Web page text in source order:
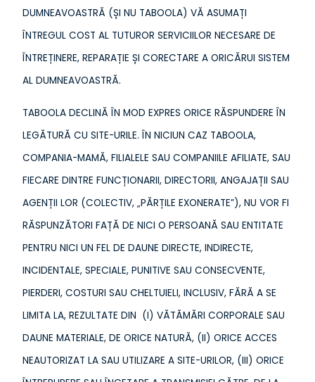
DUMNEAVOASTRĂ (ȘI NU TABOOLA) VĂ ASUMAȚI
ÎNTREGUL COST AL TUTUROR SERVICIILOR NECESARE DE
ÎNTREȚINERE, REPARAȚIE ȘI CORECTARE A ORICĂRUI SISTEM
AL DUMNEAVOASTRĂ.
TABOOLA DECLINĂ ÎN MOD EXPRES ORICE RĂSPUNDERE ÎN
LEGĂTURĂ CU SITE-URILE. ÎN NICIUN CAZ TABOOLA,
COMPANIA-MAMĂ, FILIALELE SAU COMPANIILE AFILIATE, SAU
FIECARE DINTRE FUNCȚIONARII, DIRECTORII, ANGAJAȚII SAU
AGENȚII LOR (COLECTIV, „PĂRȚILE EXONERATE”), NU VOR FI
RĂSPUNZĂTORI FAȚĂ DE NICI O PERSOANĂ SAU ENTITATE
PENTRU NICI UN FEL DE DAUNE DIRECTE, INDIRECTE,
INCIDENTALE, SPECIALE, PUNITIVE SAU CONSECVENTE,
PIERDERI, COSTURI SAU CHELTUIELI, INCLUSIV, FĂRĂ A SE
LIMITA LA, REZULTATE DIN (I) VĂTĂMĂRI CORPORALE SAU
DAUNE MATERIALE, DE ORICE NATURĂ, (II) ORICE ACCES
NEAUTORIZAT LA SAU UTILIZARE A SITE-URILOR, (III) ORICE